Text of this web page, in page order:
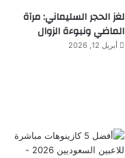
لغز الحجر السليماني: مرآة
الماضي ونبوءة الزوال
أبريل 12, 2026